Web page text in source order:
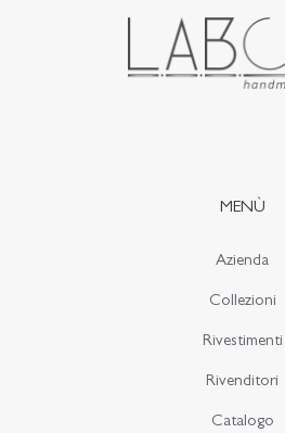
MENÙ
Azienda
Collezioni
Rivestimenti
Rivenditori
Catalogo